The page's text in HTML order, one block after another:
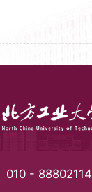
010 - 88802114